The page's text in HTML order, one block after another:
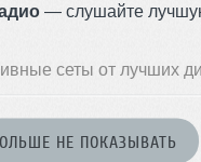
— слушайте
сеты от лучших
НЕ ПОКАЗЫВАТЬ
36:31 15 </>